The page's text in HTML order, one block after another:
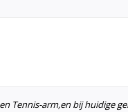
Tennis-arm,en bij huidige